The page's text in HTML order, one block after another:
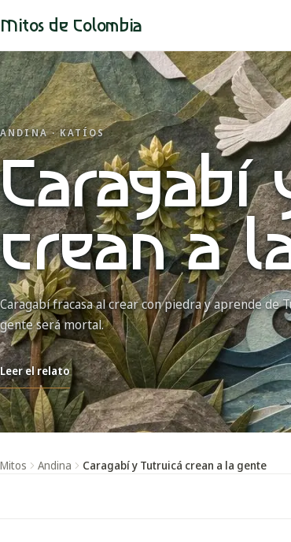
Mitos de Colombia
ANDINA · KATÍOS
Caragabí
crean a
Caragabí fracasa al crear con piedra y aprende de
gente será mortal.
Leer el relato
Mitos Andina Caragabí y Tutruicá crean a la gente